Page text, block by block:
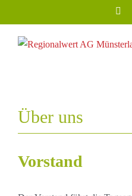
Inhalt
springen
Über uns
Vorstand